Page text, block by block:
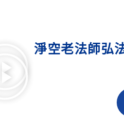
淨空老法師弘